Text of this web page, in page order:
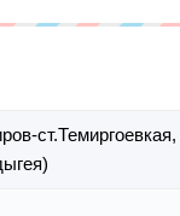
ст.Темиргоевкая,